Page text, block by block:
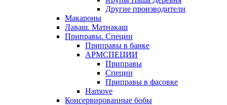
Другие производители
Макароны
Лаваш. Матнакаш
Приправы. Специи
Приправы в банке
АРМСПЕЦИИ
Приправы
Специи
Приправы в фасовке
Hamove
Консервированные бобы